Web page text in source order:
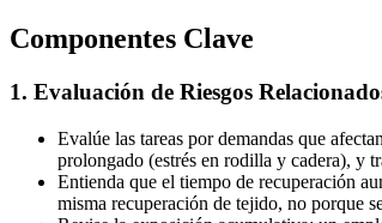
Componentes Clave
1. Evaluación de Riesgos
Evalúe las tareas por demandas que
prolongado (estrés en rodilla y cadera), y
Entienda que el tiempo de recuperación
misma recuperación de tejido, no porque